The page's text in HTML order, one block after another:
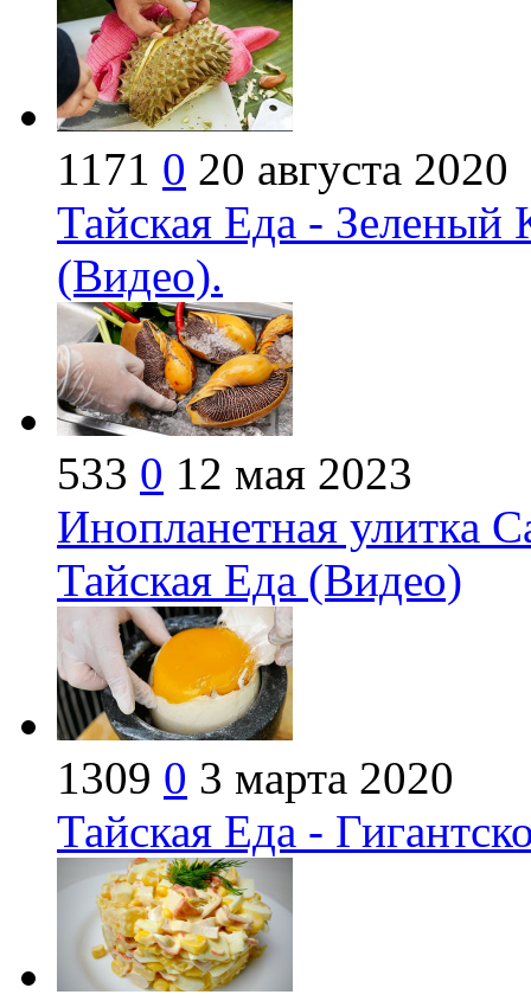
1171 0 20 августа 2020
Тайская Еда - Зеленый
(Видео).
533 0 12 мая 2023
Инопланетная улитка
Тайская Еда (Видео)
1309 0 3 марта 2020
Тайская Еда -